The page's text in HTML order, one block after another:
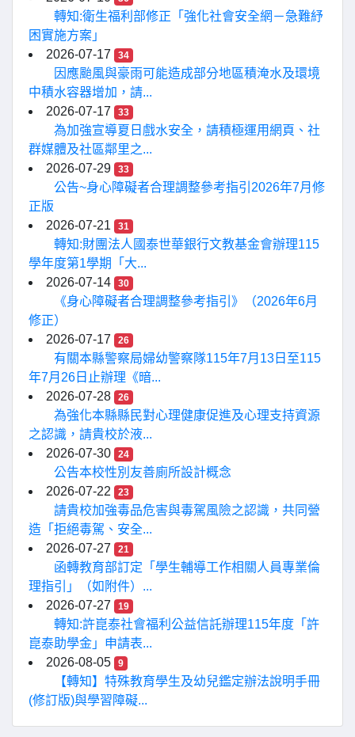
轉知:衛生福利部修正「強化社會安全網－急難紓
困實施方案」
2026-07-17
34
因應颱風與豪雨可能造成部分地區積淹水及環境
中積水容器增加，請...
2026-07-17
33
為加強宣導夏日戲水安全，請積極運用網頁、社
群媒體及社區鄰里之...
2026-07-29
33
公告~身心障礙者合理調整參考指引2026年7月修
正版
2026-07-21
31
轉知:財團法人國泰世華銀行文教基金會辦理115
學年度第1學期「大...
2026-07-14
30
《身心障礙者合理調整參考指引》（2026年6月
修正）
2026-07-17
26
有關本縣警察局婦幼警察隊115年7月13日至115
年7月26日止辦理《暗...
2026-07-28
26
為強化本縣縣民對心理健康促進及心理支持資源
之認識，請貴校於液...
2026-07-30
24
公告本校性別友善廁所設計概念
2026-07-22
23
請貴校加強毒品危害與毒駕風險之認識，共同營
造「拒絕毒駕、安全...
2026-07-27
21
函轉教育部訂定「學生輔導工作相關人員專業倫
理指引」（如附件）...
2026-07-27
19
轉知:許崑泰社會福利公益信託辦理115年度「許
崑泰助學金」申請表...
2026-08-05
9
【轉知】特殊教育學生及幼兒鑑定辦法說明手冊
(修訂版)與學習障礙...